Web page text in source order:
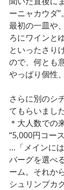
ーニャカウダ”。
最初の一皿や
ろにワインと
といったさり
ので、何とも
やっぱり個性
さらに別のシ
てもらいました
＊大人数での
“5,000円コー
…「メインに
バーグを選べ
ーム。それか
シュリンプカ